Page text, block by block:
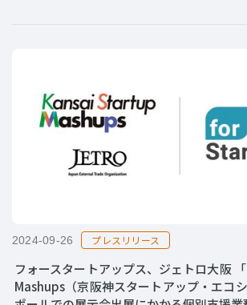
2024-09-26 プレスリリース
フォースタートアップス、ジェトロ大阪
Mashups（京阪神スタートアップ・エコ